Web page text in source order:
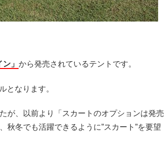
」 から発売されているテントです。
となります。
が、以前より「スカートのオプションは発売
秋冬でも活躍できるように”スカート”を要望